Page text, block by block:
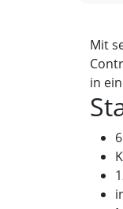
Mit
in